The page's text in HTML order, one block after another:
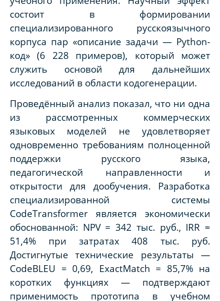
состоит в формировании
специализированного русскоязычного
корпуса пар «описание задачи — Python-
код» (6 228 примеров), который может
служить основой для дальнейших
исследований в области кодогенерации.
Проведённый анализ показал, что ни одна
из рассмотренных коммерческих
языковых моделей не удовлетворяет
одновременно требованиям полноценной
поддержки русского языка,
педагогической направленности и
открытости для дообучения. Разработка
специализированной системы
CodeTransformer является экономически
обоснованной: NPV = 342 тыс. руб., IRR ≈
51,4% при затратах 408 тыс. руб.
Достигнутые технические результаты —
CodeBLEU = 0,69, ExactMatch = 85,7% на
коротких функциях — подтверждают
применимость прототипа в учебном